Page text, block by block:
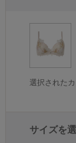
選択された
サイズを